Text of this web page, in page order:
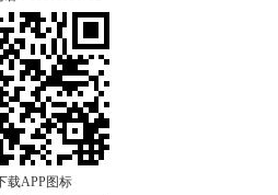
载APP图标